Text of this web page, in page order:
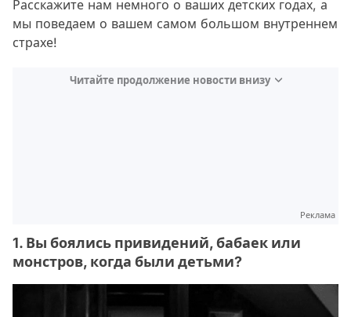
Расскажите нам немного о ваших детских годах, а
мы поведаем о вашем самом большом внутреннем
страхе!
Читайте продолжение новости внизу
Реклама
1. Вы боялись привидений, бабаек или
монстров, когда были детьми?